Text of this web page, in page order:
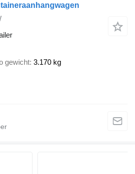
gewicht 3.170 kg